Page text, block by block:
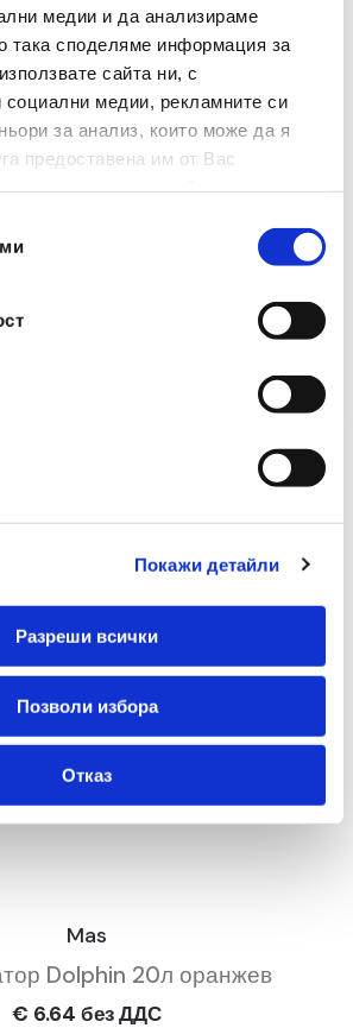
медии и да анализираме
така споделяме информация за
сайта ни, с
социални медии, рекламните си
за анализ, които може да я
предоставена им от Вас
Покажи детайли
Разреши всички
Позволи избора
Отказ
Молив
Продукти
Mas
Dolphin 20л оранжев
€ 6.64 без ДДС